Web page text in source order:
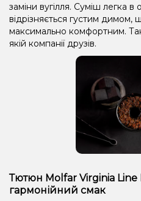
заміни вугілля. Суміш легка в
відрізняється густим димом,
максимально комфортним.
якій компанії друзів.
Тютюн Molfar Virginia Line
гармонійний смак